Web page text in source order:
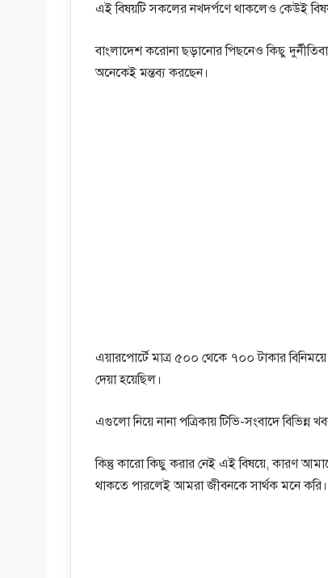
এই বিষয়টি সকলের নখদর্পণে থাকলেও কেউই
বাংলাদেশ করোনা ছড়ানোর পিছনেও কিছু
অনেকেই মন্তব্য করছেন।
এয়ারপোর্টে মাত্র ৫০০ থেকে ৭০০ টাকার
দেয়া হয়েছিল।
এগুলো নিয়ে নানা পত্রিকায় টিভি-সংবাদে বিভিন্ন
কিন্তু কারো কিছু করার নেই এই বিষয়ে, কারণ
থাকতে পারলেই আমরা জীবনকে সার্থক মনে করি।